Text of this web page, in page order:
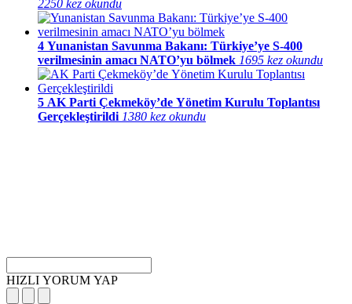
2250 kez okundu
4 Yunanistan Savunma Bakanı: Türkiye’ye S-400
verilmesinin amacı NATO’yu bölmek 1695 kez okundu
5 AK Parti Çekmeköy’de Yönetim Kurulu Toplantısı
Gerçekleştirildi 1380 kez okundu
HIZLI YORUM YAP